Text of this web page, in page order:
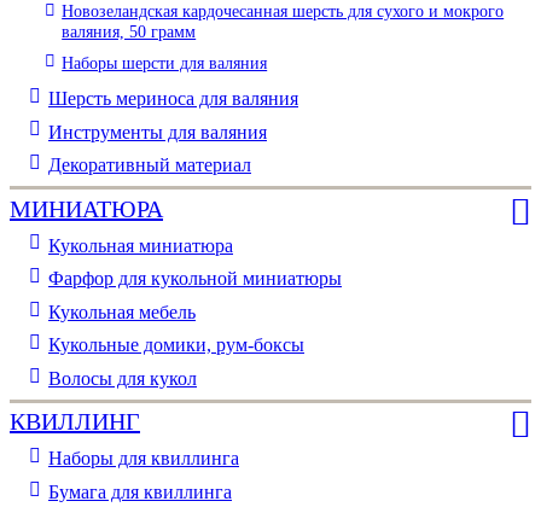
Новозеландская кардочесанная шерсть для сухого и мокрого
валяния, 50 грамм
Наборы шерсти для валяния
Шерсть мериноса для валяния
Инструменты для валяния
Декоративный материал
МИНИАТЮРА
Кукольная миниатюра
Фарфор для кукольной миниатюры
Кукольная мебель
Кукольные домики, рум-боксы
Волосы для кукол
КВИЛЛИНГ
Наборы для квиллинга
Бумага для квиллинга